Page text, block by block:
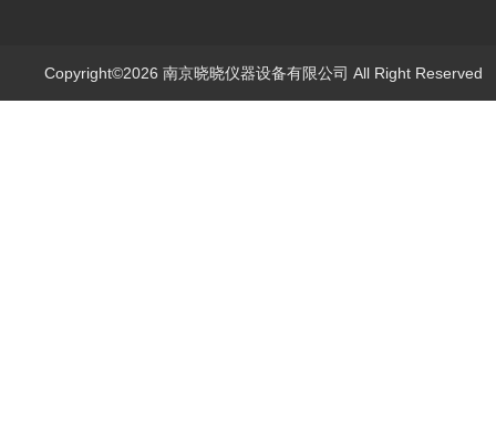
Copyright©2026 南京晓晓仪器设备有限公司 All Right